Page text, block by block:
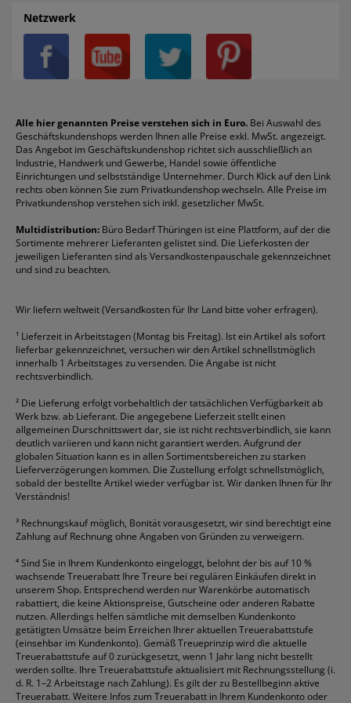
AGB
Datenschutz
Privatsphäre-Einstellungen
Über uns
Reklamation / Retouren
Vertrag widerrufen (Privatkunden)
Rabatte & Aktionen
Batterien
Bleistifte
Blöcke
Boardmarker
Briefumschläge
Druckerpatronen
Etiketten
Fineliner
Folienschreiber
Formulare
Gelschreiber
Geschäftsbücher
Heftstreifen
Kaffee
Klebeband
Klemmmappen
Kopierpapier
Korrekturmittel
Kugelschreiber
Mappen
Ordner
Packband
Permanentmarker
Radiergummis
Schnellhefter
Sichthüllen
Taschenrechner
Textmarker
Tintenroller
Tintenpatronen
Toilettenpapier
Toner
Versandmaterial
Versandtaschen
Alco
Avery/Zweckform
Canon
Durable
DYMO
Edding
Esselte
Faber-Castell
Fellowes
Franken
Fripa
HP
Leitz
Läufer
Melitta
Pentel
Pelikan
Pilot
Pritt
Schneider
Stabilo
Staedtler
alle Marken anzeigen
Netzwerk
Alle hier genannten Preise verstehen sich in Euro. Bei Auswahl des
Geschäftskundenshops werden Ihnen alle Preise exkl. MwSt. angezeigt.
Das Angebot im Geschäftskundenshop richtet sich ausschließlich an
Industrie, Handwerk und Gewerbe, Handel sowie öffentliche
Einrichtungen und selbstständige Unternehmer. Durch Klick auf den Link
rechts oben können Sie zum Privatkundenshop wechseln. Alle Preise im
Privatkundenshop verstehen sich inkl. gesetzlicher MwSt.
Multidistribution: Büro Bedarf Thüringen ist eine Plattform, auf der die
Sortimente mehrerer Lieferanten gelistet sind. Die Lieferkosten der
jeweiligen Lieferanten sind als Versandkostenpauschale gekennzeichnet
und sind zu beachten.
Wir liefern weltweit (Versandkosten für Ihr Land bitte voher erfragen).
¹ Lieferzeit in Arbeitstagen (Montag bis Freitag). Ist ein Artikel als sofort
lieferbar gekennzeichnet, versuchen wir den Artikel schnellstmöglich
innerhalb 1 Arbeitstages zu versenden. Die Angabe ist nicht
rechtsverbindlich.
² Die Lieferung erfolgt vorbehaltlich der tatsächlichen Verfügbarkeit ab
Werk bzw. ab Lieferant. Die angegebene Lieferzeit stellt einen
allgemeinen Durschnittswert dar, sie ist nicht rechtsverbindlich, sie kann
deutlich variieren und kann nicht garantiert werden. Aufgrund der
globalen Situation kann es in allen Sortimentsbereichen zu starken
Lieferverzögerungen kommen. Die Zustellung erfolgt schnellstmöglich,
sobald der bestellte Artikel wieder verfügbar ist. Wir danken Ihnen für Ihr
Verständnis!
³ Rechnungskauf möglich, Bonität vorausgesetzt, wir sind berechtigt eine
Zahlung auf Rechnung ohne Angaben von Gründen zu verweigern.
⁴Sind Sie in Ihrem Kundenkonto eingeloggt, belohnt der bis auf 10 %
wachsende Treuerabatt Ihre Treure bei regulären Einkäufen direkt in
unserem Shop. Entsprechend werden nur Warenkörbe automatisch
rabattiert, die keine Aktionspreise, Gutscheine oder anderen Rabatte
nutzen. Allerdings helfen sämtliche mit demselben Kundenkonto
getätigten Umsätze beim Erreichen Ihrer aktuellen Treuerabattstufe
(einsehbar im Kundenkonto). Gemäß Treueprinzip wird die aktuelle
Treuerabattstufe auf 0 zurückgesetzt, wenn 1 Jahr lang nicht bestellt
werden sollte. Ihre Treuerabattstufe aktualisiert mit Rechnungsstellung (i.
d. R. 1–2 Arbeitstage nach Zahlung). Es gilt der zu Bestellbeginn aktive
Treuerabatt. Weitere Infos zum Treuerabatt in Ihrem Kundenkonto oder